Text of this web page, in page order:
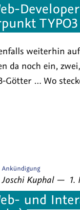
TYPO3
weiterhin
da noch ein,
Götter ... Wo
und
Veröffentlicht
als
Ankündigung
von
Joschi Kuphal — am
1.